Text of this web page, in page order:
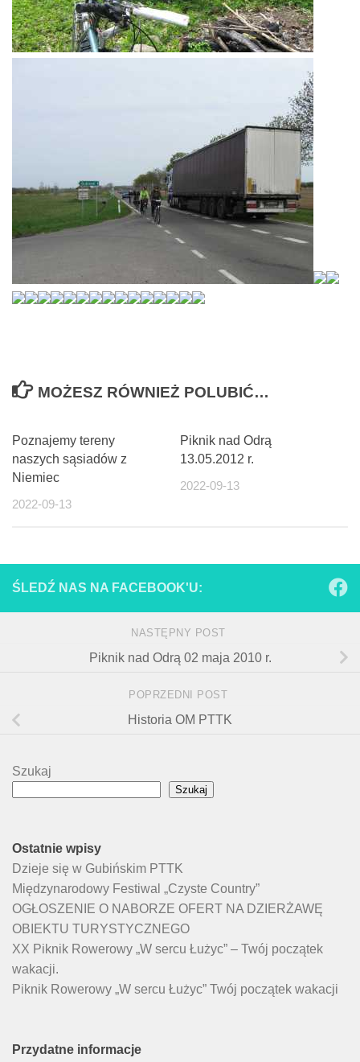
MOŻESZ RÓWNIEŻ POLUBIĆ…
Poznajemy tereny
naszych sąsiadów z
Niemiec
2022-09-13
Piknik nad Odrą
13.05.2012 r.
2022-09-13
ŚLEDŹ NAS NA FACEBOOK'U:
NASTĘPNY POST
Piknik nad Odrą 02 maja 2010 r.
POPRZEDNI POST
Historia OM PTTK
Szukaj
Szukaj
Ostatnie wpisy
Dzieje się w Gubińskim PTTK
Międzynarodowy Festiwal „Czyste Country”
OGŁOSZENIE O NABORZE OFERT NA DZIERŻAWĘ
OBIEKTU TURYSTYCZNEGO
XX Piknik Rowerowy „W sercu Łużyc” – Twój początek
wakacji.
Piknik Rowerowy „W sercu Łużyc” Twój początek wakacji
Przydatne informacje